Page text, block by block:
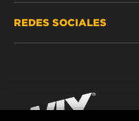
DÓNDE COMPRAR
¡CONTÁCTENOS!
IMPRESSUM
REDES SOCIALES
YouTube